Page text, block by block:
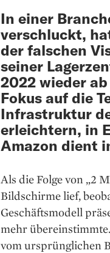
In einer
verschluckt,
der falschen
seiner
2022 wieder
Fokus auf die
Infrastruktur
erleichtern, in
Amazon dient
Als die Folge von „2
Bildschirme lief,
Geschäftsmodell
mehr
vom ursprünglichen